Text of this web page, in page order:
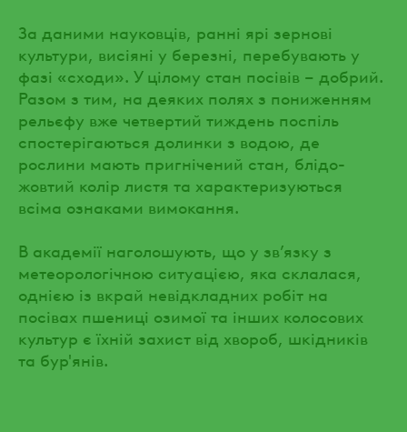
За даними науковців, ранні ярі зернові
культури, висіяні у березні, перебувають у
фазі «сходи». У цілому стан посівів – добрий.
Разом з тим, на деяких полях з пониженням
рельєфу вже четвертий тиждень поспіль
спостерігаються долинки з водою, де
рослини мають пригнічений стан, блідо-
жовтий колір листя та характеризуються
всіма ознаками вимокання.
В академії наголошують, що у зв’язку з
метеорологічною ситуацією, яка склалася,
однією із вкрай невідкладних робіт на
посівах пшениці озимої та інших колосових
культур є їхній захист від хвороб, шкідників
та бур'янів.